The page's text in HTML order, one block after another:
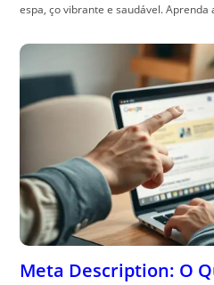
espa, ço vibrante e saudável. Aprenda
Meta Description: O